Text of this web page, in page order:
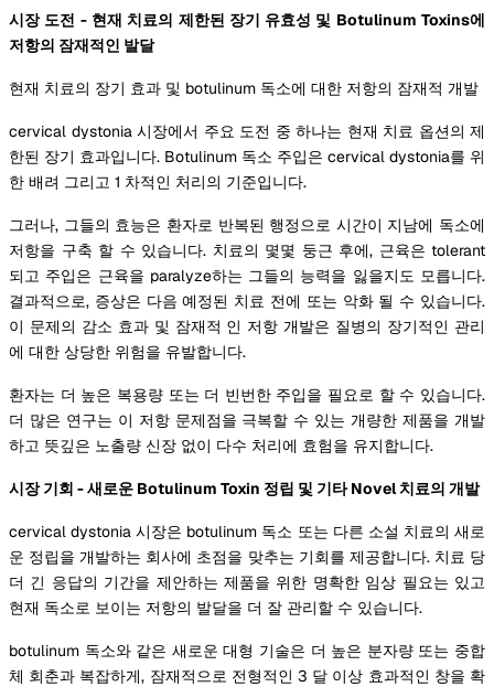
시장 도전 - 현재 치료의 제한된 장기 유효성 및 Botulinum Toxins에
저항의 잠재적인 발달
현재 치료의 장기 효과 및 botulinum 독소에 대한 저항의 잠재적 개발
cervical dystonia 시장에서 주요 도전 중 하나는 현재 치료 옵션의 제
한된 장기 효과입니다. Botulinum 독소 주입은 cervical dystonia를 위
한 배려 그리고 1 차적인 처리의 기준입니다.
그러나, 그들의 효능은 환자로 반복된 행정으로 시간이 지남에 독소에
저항을 구축 할 수 있습니다. 치료의 몇몇 둥근 후에, 근육은 tolerant
되고 주입은 근육을 paralyze하는 그들의 능력을 잃을지도 모릅니다.
결과적으로, 증상은 다음 예정된 치료 전에 또는 악화 될 수 있습니다.
이 문제의 감소 효과 및 잠재적 인 저항 개발은 질병의 장기적인 관리
에 대한 상당한 위험을 유발합니다.
환자는 더 높은 복용량 또는 더 빈번한 주입을 필요로 할 수 있습니다.
더 많은 연구는 이 저항 문제점을 극복할 수 있는 개량한 제품을 개발
하고 뜻깊은 노출량 신장 없이 다수 처리에 효험을 유지합니다.
시장 기회 - 새로운 Botulinum Toxin 정립 및 기타 Novel 치료의 개발
cervical dystonia 시장은 botulinum 독소 또는 다른 소설 치료의 새로
운 정립을 개발하는 회사에 초점을 맞추는 기회를 제공합니다. 치료 당
더 긴 응답의 기간을 제안하는 제품을 위한 명확한 임상 필요는 있고
현재 독소로 보이는 저항의 발달을 더 잘 관리할 수 있습니다.
botulinum 독소와 같은 새로운 대형 기술은 더 높은 분자량 또는 중합
체 회춘과 복잡하게, 잠재적으로 전형적인 3 달 이상 효과적인 창을 확